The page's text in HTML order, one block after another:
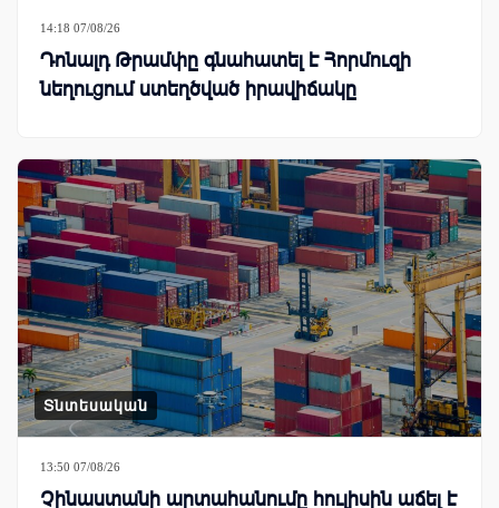
14:18 07/08/26
Դոնալդ Թրամփը գնահատել է Հորմուզի
նեղուցում ստեղծված իրավիճակը
Տնտեսական
13:50 07/08/26
Չինաստանի արտահանումը հուլիսին աճել է